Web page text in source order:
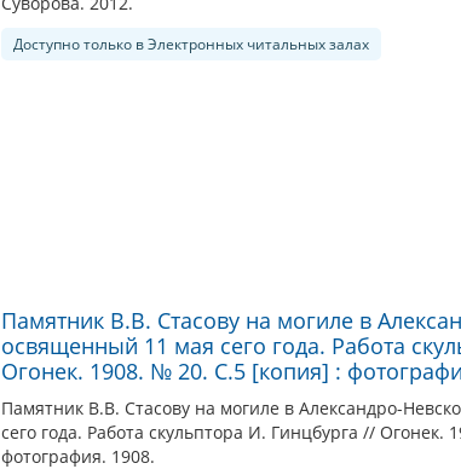
Доступно только в Электронных читальных залах
Памятник В.В. Стасову на могиле в
освященный 11 мая сего года. Работа
Огонек. 1908. № 20. С.5 [копия] :
Памятник В.В. Стасову на могиле в Александро-
сего года. Работа скульптора И. Гинцбурга // Огонек.
фотография. 1908.